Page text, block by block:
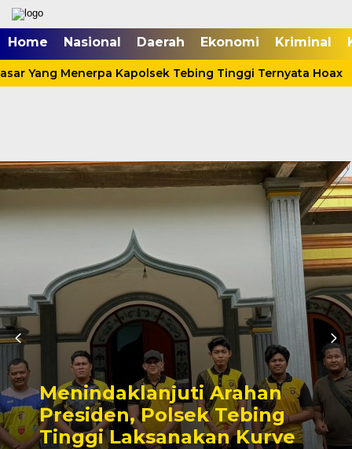
Home Nasional Daerah Ekonomi Kriminal
Yang Menerpa Kapolsek Tebing Tinggi Ternyata Hoax
Menindaklanjuti Arahan
Presiden, Polsek Tebing
Tinggi Laksanakan Kurve